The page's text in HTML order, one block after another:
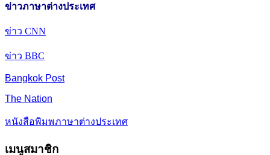
ข่าวภาษาต่างประเทศ
ข่าว CNN
ข่าว BBC
Bangkok Post
The Nation
หนังสือพิมพภาษาต่างประเทศ
เมนูสมาชิก